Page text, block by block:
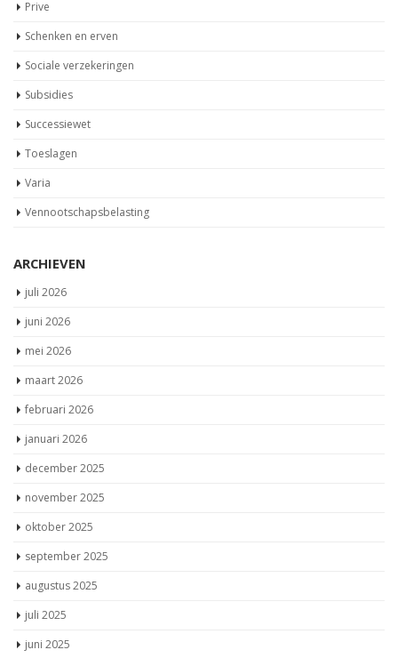
Prive
Schenken en erven
Sociale verzekeringen
Subsidies
Successiewet
Toeslagen
Varia
Vennootschapsbelasting
ARCHIEVEN
juli 2026
juni 2026
mei 2026
maart 2026
februari 2026
januari 2026
december 2025
november 2025
oktober 2025
september 2025
augustus 2025
juli 2025
juni 2025